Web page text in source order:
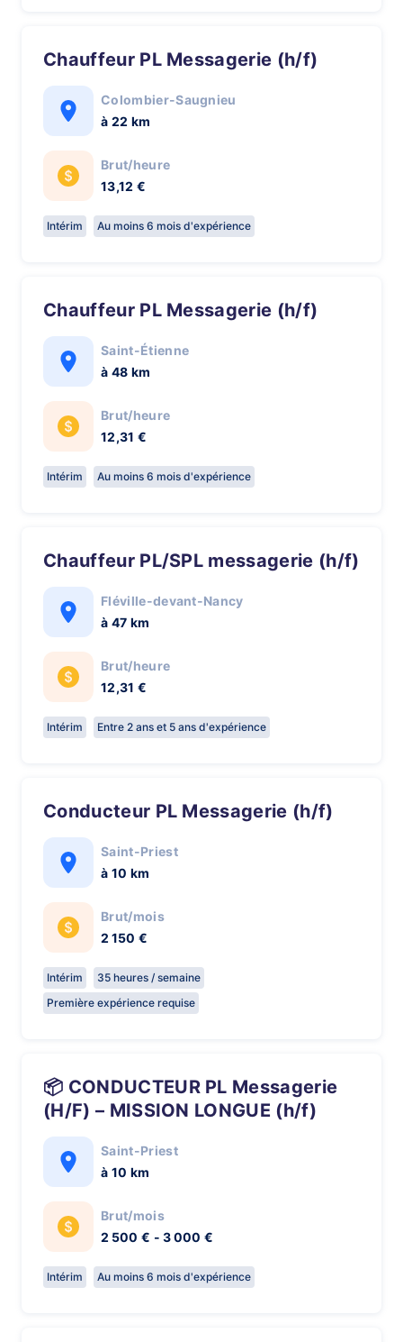
Chauffeur PL Messagerie (h/f)
Colombier-Saugnieu
à 22 km
Brut/heure
13,12 €
Intérim Au moins 6 mois d'expérience
Chauffeur PL Messagerie (h/f)
Saint-Étienne
à 48 km
Brut/heure
12,31 €
Intérim Au moins 6 mois d'expérience
Chauffeur PL/SPL messagerie (h/f)
Fléville-devant-Nancy
à 47 km
Brut/heure
12,31 €
Intérim Entre 2 ans et 5 ans d'expérience
Conducteur PL Messagerie (h/f)
Saint-Priest
à 10 km
Brut/mois
2 150 €
Intérim
35 heures / semaine
Première expérience requise
📦 CONDUCTEUR PL Messagerie
(H/F) – MISSION LONGUE (h/f)
Saint-Priest
à 10 km
Brut/mois
2 500 € - 3 000 €
Intérim Au moins 6 mois d'expérience